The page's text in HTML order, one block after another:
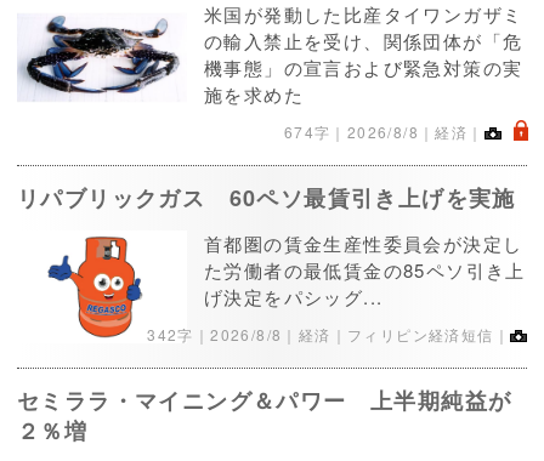
米国が発動した比産タイワンガザミ
の輸入禁止を受け、関係団体が「危
機事態」の宣言および緊急対策の実
施を求めた
674字｜ 2026/8/8 ｜経済｜ .
リパブリックガス 60ペソ最賃引き上げを実施
首都圏の賃金生産性委員会が決定し
た労働者の最低賃金の85ペソ引き上
げ決定をパシッグ...
342字｜2026/8/8 ｜経済｜フィリピン経済短信｜
セミララ・マイニング＆パワー 上半期純益が
２％増